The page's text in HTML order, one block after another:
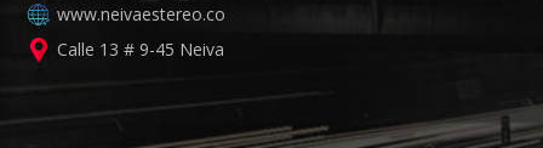
www.neivaestereo.co
Calle 13 # 9-45 Neiva